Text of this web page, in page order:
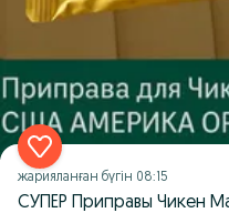
жарияланған бүгін 08:15
СУПЕР Приправы Чикен